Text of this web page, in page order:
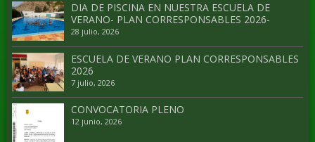
DIA DE PISCINA EN NUESTRA ESCUELA DE
VERANO- PLAN CORRESPONSABLES 2026-
28 julio, 2026
ESCUELA DE VERANO PLAN CORRESPONSABLES
2026
7 julio, 2026
CONVOCATORIA PLENO
12 junio, 2026